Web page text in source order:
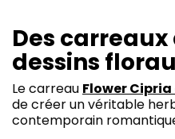
Des carreaux
dessins
Le carreau Flower Cipria
de créer un véritable
contemporain